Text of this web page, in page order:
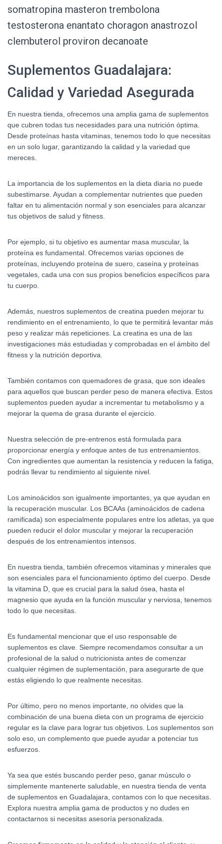
somatropina masteron trembolona
testosterona enantato choragon anastrozol
clembuterol proviron decanoate
Suplementos Guadalajara:
Calidad y Variedad Asegurada
En nuestra tienda, ofrecemos una amplia gama de suplementos
que cubren todas tus necesidades para una nutrición óptima.
Desde proteínas hasta vitaminas, tenemos todo lo que necesitas
en un solo lugar, garantizando la calidad y la variedad que
mereces.
La importancia de los suplementos en la dieta diaria no puede
subestimarse. Ayudan a complementar nutrientes que pueden
faltar en tu alimentación normal y son esenciales para alcanzar
tus objetivos de salud y fitness.
Por ejemplo, si tu objetivo es aumentar masa muscular, la
proteína es fundamental. Ofrecemos varias opciones de
proteínas, incluyendo proteína de suero, caseína y proteínas
vegetales, cada una con sus propios beneficios específicos para
tu cuerpo.
Además, nuestros suplementos de creatina pueden mejorar tu
rendimiento en el entrenamiento, lo que te permitirá levantar más
peso y realizar más repeticiones. La creatina es una de las
investigaciones más estudiadas y comprobadas en el ámbito del
fitness y la nutrición deportiva.
También contamos con quemadores de grasa, que son ideales
para aquellos que buscan perder peso de manera efectiva. Estos
suplementos pueden ayudar a incrementar tu metabolismo y a
mejorar la quema de grasa durante el ejercicio.
Nuestra selección de pre-entrenos está formulada para
proporcionar energía y enfoque antes de tus entrenamientos.
Con ingredientes que aumentan la resistencia y reducen la fatiga,
podrás llevar tu rendimiento al siguiente nivel.
Los aminoácidos son igualmente importantes, ya que ayudan en
la recuperación muscular. Los BCAAs (aminoácidos de cadena
ramificada) son especialmente populares entre los atletas, ya que
pueden reducir el dolor muscular y mejorar la recuperación
después de los entrenamientos intensos.
En nuestra tienda, también ofrecemos vitaminas y minerales que
son esenciales para el funcionamiento óptimo del cuerpo. Desde
la vitamina D, que es crucial para la salud ósea, hasta el
magnesio que ayuda en la función muscular y nerviosa, tenemos
todo lo que necesitas.
Es fundamental mencionar que el uso responsable de
suplementos es clave. Siempre recomendamos consultar a un
profesional de la salud o nutricionista antes de comenzar
cualquier régimen de suplementación, para asegurarte de que
estás eligiendo lo que realmente necesitas.
Por último, pero no menos importante, no olvides que la
combinación de una buena dieta con un programa de ejercicio
regular es la clave para lograr tus objetivos. Los suplementos son
solo eso, un complemento que puede ayudar a potenciar tus
esfuerzos.
Ya sea que estés buscando perder peso, ganar músculo o
simplemente mantenerte saludable, en nuestra tienda de venta
de suplementos en Guadalajara, contamos con lo que necesitas.
Explora nuestra amplia gama de productos y no dudes en
contactarnos si necesitas asesoría personalizada.